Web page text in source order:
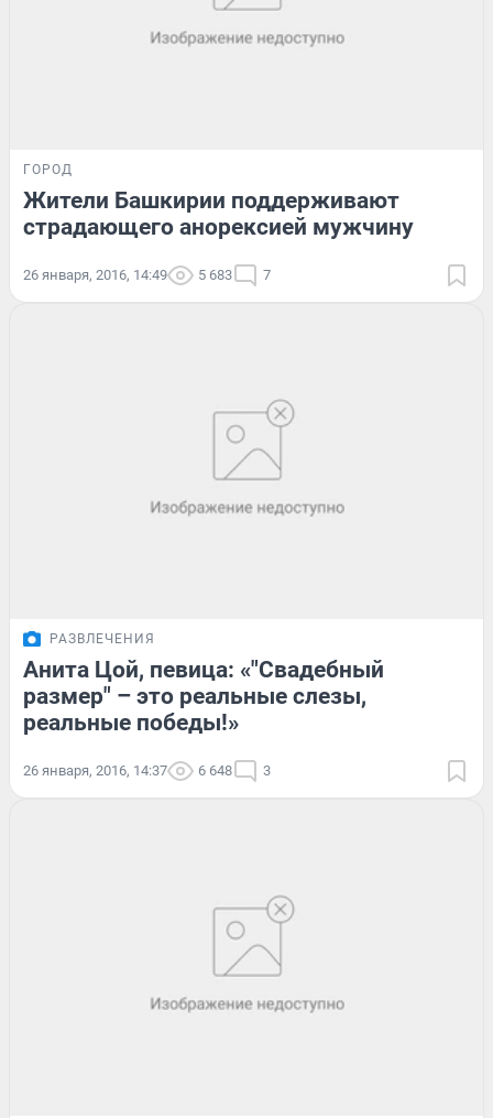
ГОРОД
Жители Башкирии поддерживают
страдающего анорексией мужчину
26 января, 2016, 14:49 5 683 7
РАЗВЛЕЧЕНИЯ
Анита Цой, певица: «"Свадебный
размер" – это реальные слезы,
реальные победы!»
26 января, 2016, 14:37 6 648 3